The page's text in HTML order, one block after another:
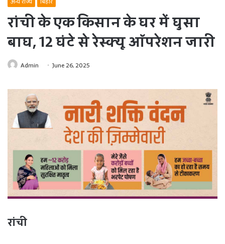
रांची के एक किसान के घर में घुसा
बाघ, 12 घंटे से रेस्क्यू ऑपरेशन जारी
Admin June 26, 2025
रांची